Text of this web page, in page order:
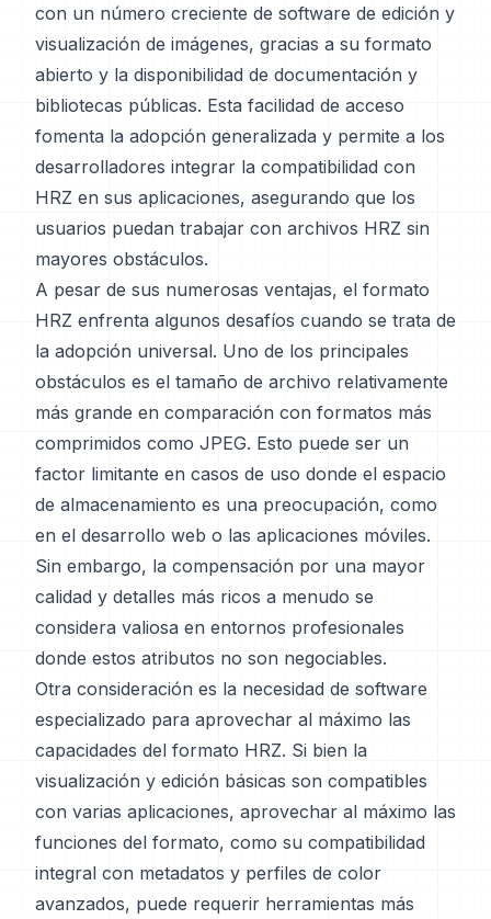
con un número creciente de software de edición y
visualización de imágenes, gracias a su formato
abierto y la disponibilidad de documentación y
bibliotecas públicas. Esta facilidad de acceso
fomenta la adopción generalizada y permite a los
desarrolladores integrar la compatibilidad con
HRZ en sus aplicaciones, asegurando que los
usuarios puedan trabajar con archivos HRZ sin
mayores obstáculos.
A pesar de sus numerosas ventajas, el formato
HRZ enfrenta algunos desafíos cuando se trata de
la adopción universal. Uno de los principales
obstáculos es el tamaño de archivo relativamente
más grande en comparación con formatos más
comprimidos como JPEG. Esto puede ser un
factor limitante en casos de uso donde el espacio
de almacenamiento es una preocupación, como
en el desarrollo web o las aplicaciones móviles.
Sin embargo, la compensación por una mayor
calidad y detalles más ricos a menudo se
considera valiosa en entornos profesionales
donde estos atributos no son negociables.
Otra consideración es la necesidad de software
especializado para aprovechar al máximo las
capacidades del formato HRZ. Si bien la
visualización y edición básicas son compatibles
con varias aplicaciones, aprovechar al máximo las
funciones del formato, como su compatibilidad
integral con metadatos y perfiles de color
avanzados, puede requerir herramientas más